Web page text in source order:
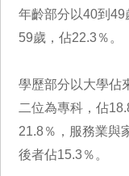
年齡部分以40到49
59歲，佔22.3％。
學歷部分以大學佔
二位為專科，佔
21.8％，服務業與
後者佔15.3％。